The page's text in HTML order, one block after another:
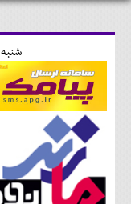
شنبه 17 مرداد 1405-15:37-